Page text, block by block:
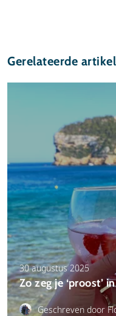
Gerelateerde
30 augustus 2025
Zo zeg je ‘proost’
Geschreven door